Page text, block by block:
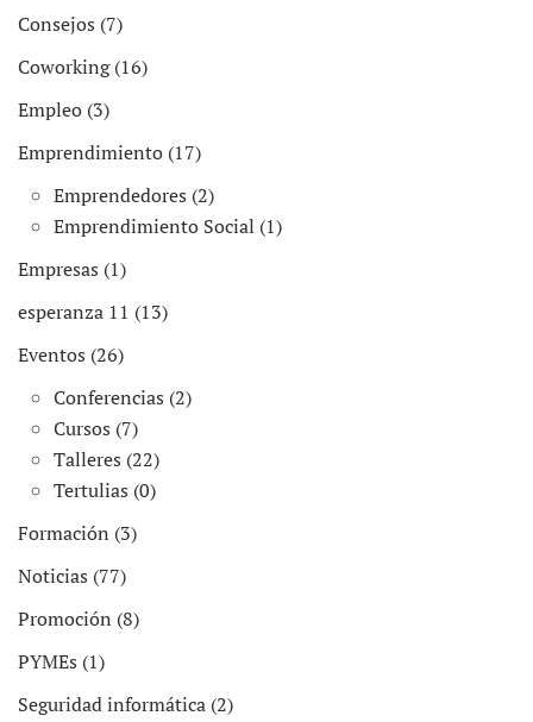
Consejos (7)
Coworking (16)
Empleo (3)
Emprendimiento (17)
Emprendedores (2)
Emprendimiento Social (1)
Empresas (1)
esperanza 11 (13)
Eventos (26)
Conferencias (2)
Cursos (7)
Talleres (22)
Tertulias (0)
Formación (3)
Noticias (77)
Promoción (8)
PYMEs (1)
Seguridad informática (2)